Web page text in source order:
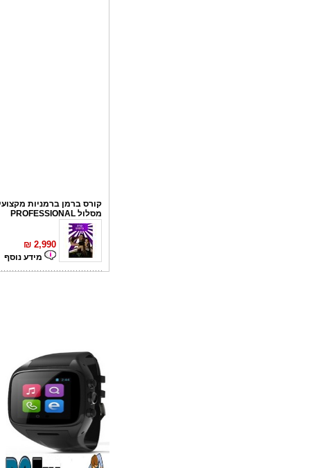
מסלול PROFESSIONAL
2,990
מידע נוסף
לחברות
150
₪
מידע נוסף
נגן DVD קורא DIVX עם USB
מבית PIONEER
החל מ- 349 ₪